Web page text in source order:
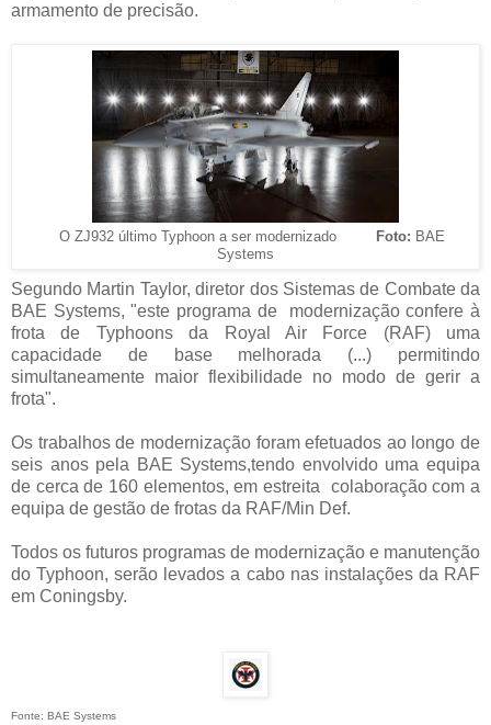
armamento de precisão.
O ZJ932 último Typhoon a ser modernizado Foto: BAE
Systems
Segundo Martin Taylor, diretor dos Sistemas de Combate da
BAE Systems, "este programa de modernização confere à
frota de Typhoons da Royal Air Force (RAF) uma
capacidade de base melhorada (...) permitindo
simultaneamente maior flexibilidade no modo de gerir a
frota".
Os trabalhos de modernização foram efetuados ao longo de
seis anos pela BAE Systems,tendo envolvido uma equipa
de cerca de 160 elementos, em estreita colaboração com a
equipa de gestão de frotas da RAF/Min Def.
Todos os futuros programas de modernização e manutenção
do Typhoon, serão levados a cabo nas instalações da RAF
em Coningsby.
Fonte: BAE Systems